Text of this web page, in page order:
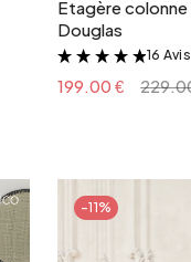
Etagère colonne
Douglas
&
16 Avis
199.00 €
-11%